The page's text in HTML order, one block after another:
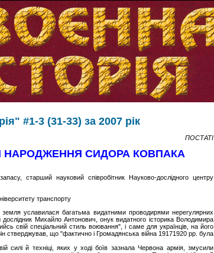
#1-3 (31-33) за 2007 рік
ПОСТАТІ
НАРОДЖЕННЯ СИДОРА КОВПАКА
старший науковий співробітник Науково-дослідного центру
транспорту
земля уславилася багатьма видатними проводирями нерегулярних
Михайло Антонович, онук видатного історика Володимира
свій спеціальний стиль воювання", і саме для українців, на його
стверджував, що "фактично і Громадянська війна 19171920 рр. була
силі й техніці, яких у ході боїв зазнала Червона армія, змусили